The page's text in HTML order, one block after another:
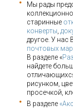
Мы рады
старинные
конверты
другое. У нас
почтовых
В разделе «
найдете
рисунком,
просечкой,
В разделе